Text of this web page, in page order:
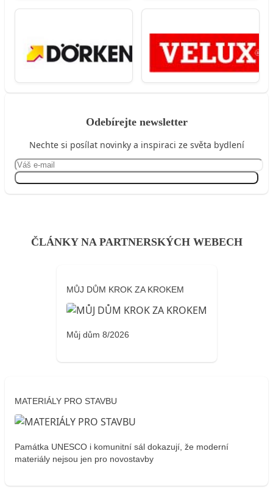
Odebírejte newsletter
Nechte si posílat novinky a inspiraci ze světa bydlení
ČLÁNKY NA PARTNERSKÝCH WEBECH
MŮJ DŮM KROK ZA KROKEM
Můj dům 8/2026
MATERIÁLY PRO STAVBU
Památka UNESCO i komunitní sál dokazují, že moderní
materiály nejsou jen pro novostavby